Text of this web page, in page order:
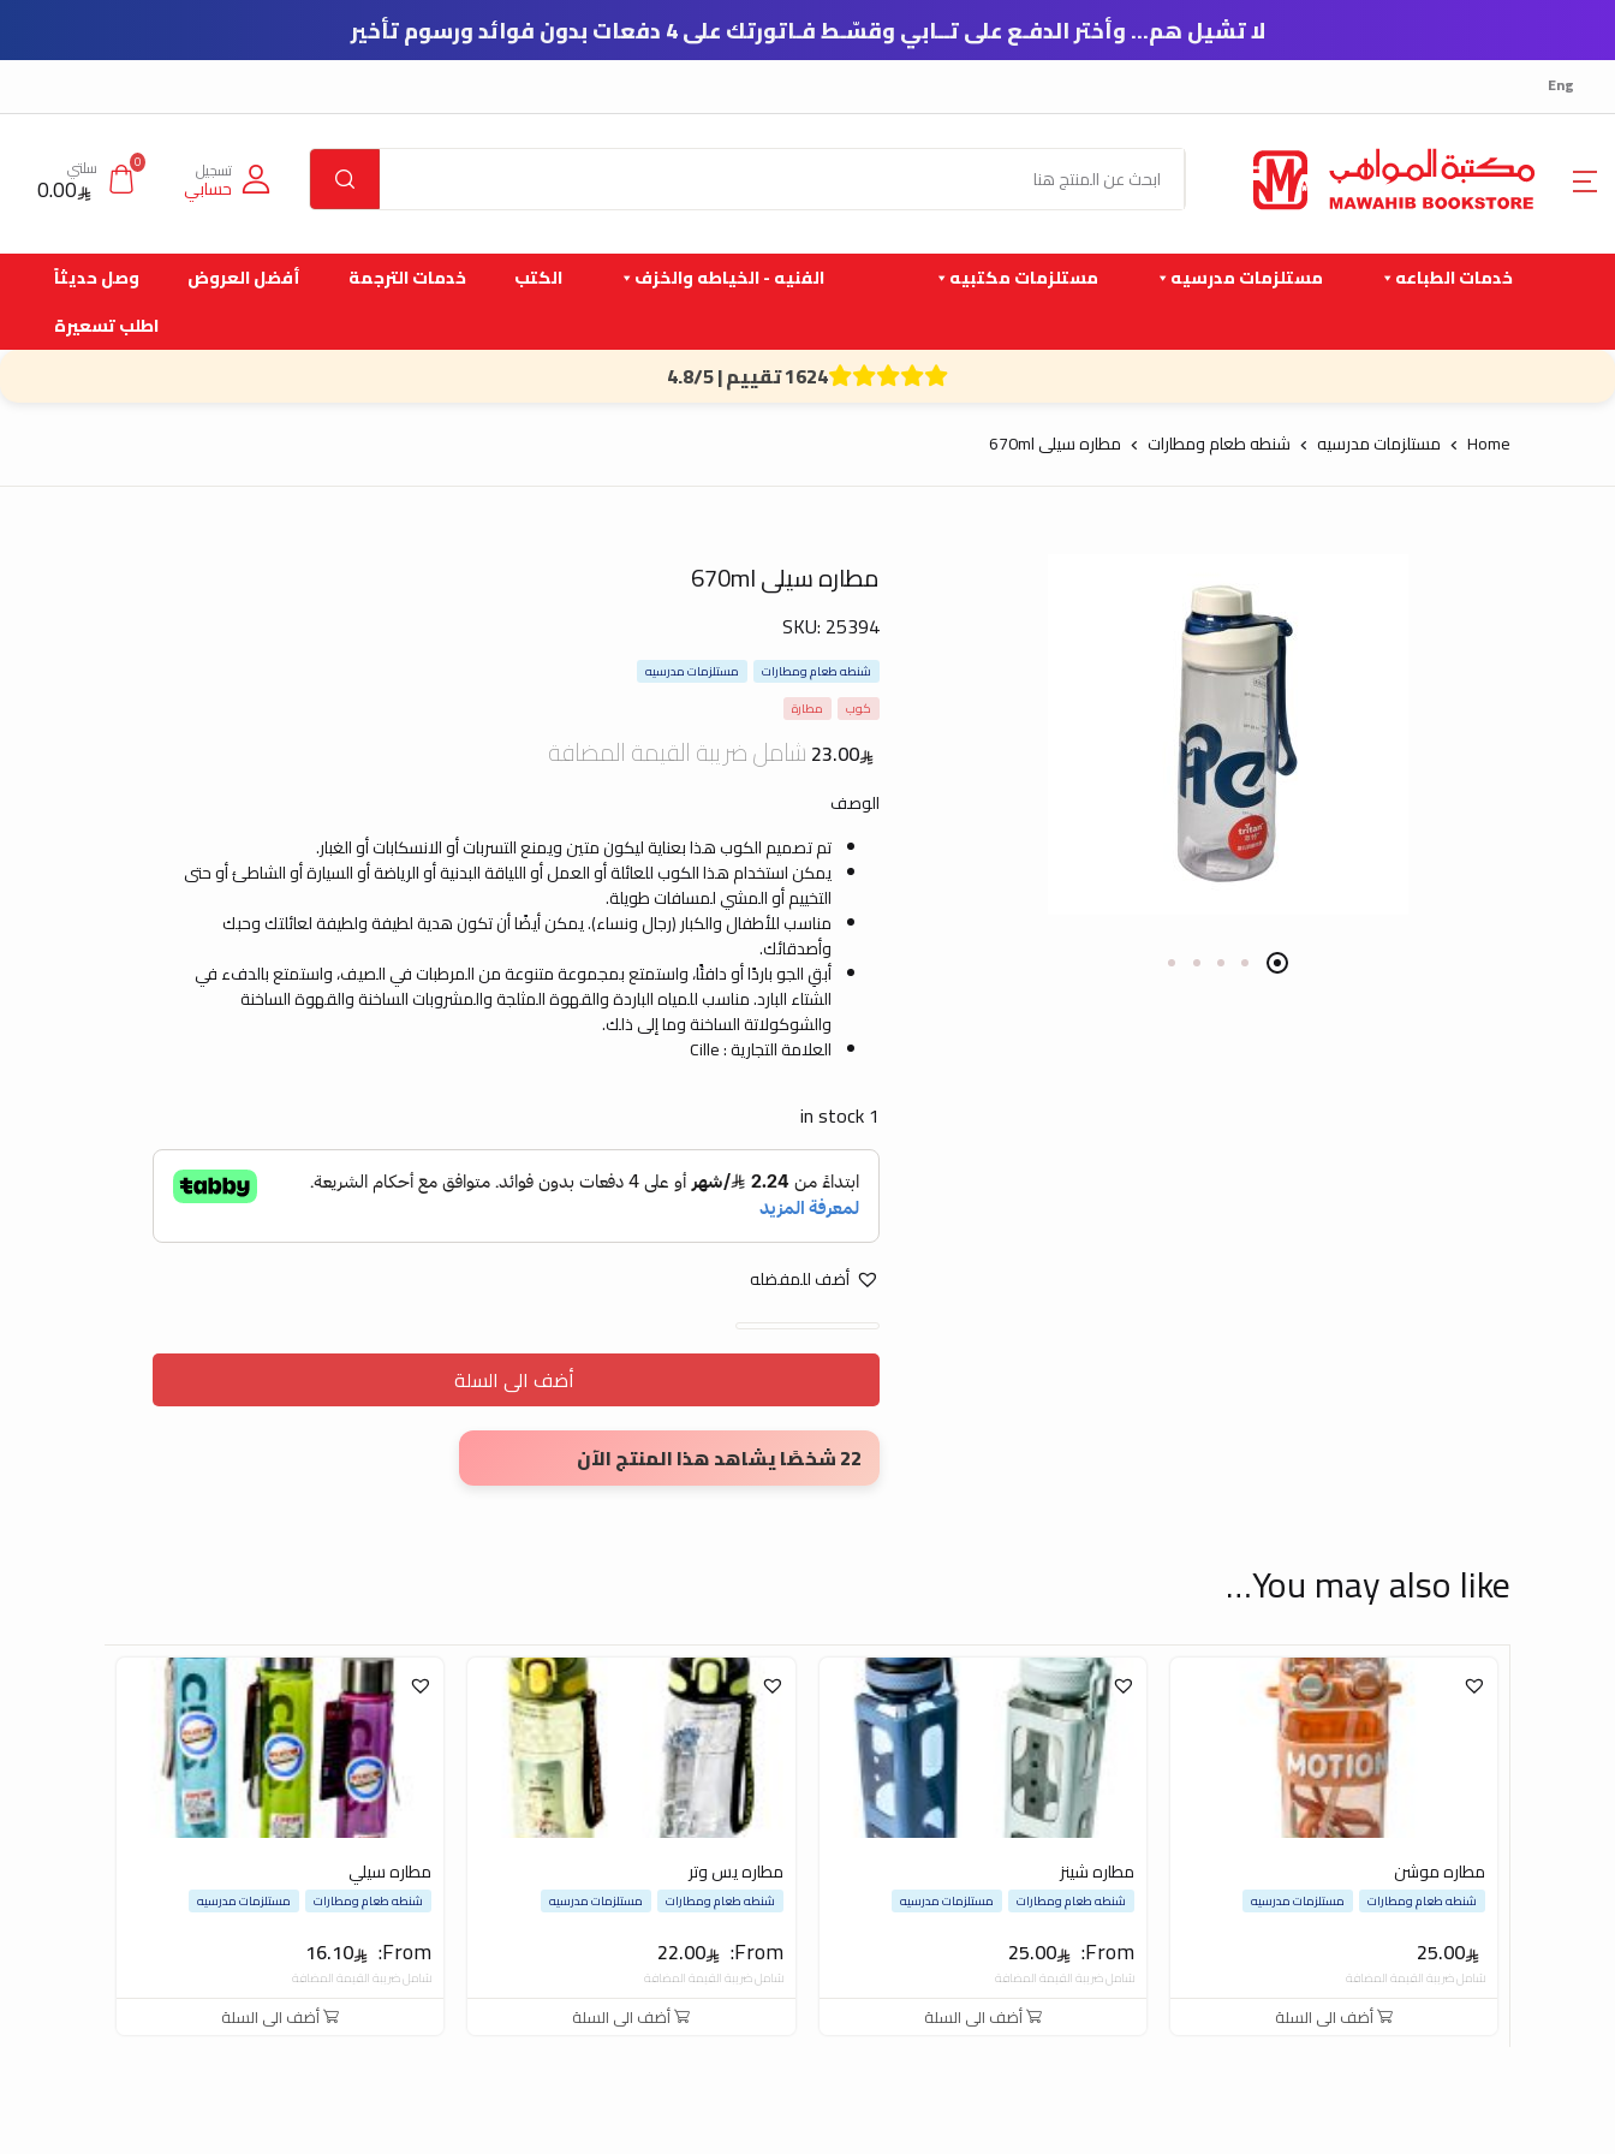
لا تشيل هم… وأختر الدفـع على تــابي وقسّـط فـاتورتك على 4 دفعات بدون فوائد ورسوم تأخير
Eng
تسجيل
حسابي
0 سلتي
0.00
خدمات الطباعه مستلزمات مدرسيه مستلزمات مكتبيه الفنيه - الخياطه والخزف الكتب خدمات الترجمة أفضل العروض
وصل حديثاً
اطلب تسعيرة
1624 تقييم | 4.8/5
Home مستلزمات مدرسيه شنطه طعام ومطارات مطاره سيلى 670ml
مطاره سيلى 670ml
SKU: 25394
شنطه طعام ومطارات
مستلزمات مدرسيه
كوب
مطارة
23.00 شامل ضريبة القيمة المضافة
الوصف
تم تصميم الكوب هذا بعناية ليكون متين ويمنع التسربات أو الانسكابات أو الغبار.
يمكن استخدام هذا الكوب للعائلة أو العمل أو اللياقة البدنية أو الرياضة أو السيارة أو الشاطئ أو حتى
التخييم أو المشي لمسافات طويلة.
مناسب للأطفال والكبار (رجال ونساء). يمكن أيضًا أن تكون هدية لطيفة ولطيفة لعائلتك وحبك
وأصدقائك.
أبقِ الجو باردًا أو دافئًا، واستمتع بمجموعة متنوعة من المرطبات في الصيف، واستمتع بالدفء في
الشتاء البارد. مناسب للمياه الباردة والقهوة المثلجة والمشروبات الساخنة والقهوة الساخنة
والشوكولاتة الساخنة وما إلى ذلك.
العلامة التجارية : Cille
1 in stock
أضف للمفضله
مطاره سيلى 670ml quantity
أضف الى السلة
22 شخصًا يشاهد هذا المنتج الآن
You may also like…
مطاره موشن
25.00
شنطه طعام ومطارات مستلزمات مدرسيه
شامل ضريبة القيمة المضافة
أضف الى السلة
مطاره شينز
From:
25.00
شنطه طعام ومطارات مستلزمات مدرسيه
شامل ضريبة القيمة المضافة
أضف الى السلة
مطاره يس وتر
From:
22.00
شنطه طعام ومطارات مستلزمات مدرسيه
شامل ضريبة القيمة المضافة
أضف الى السلة
مطاره سيلي
From:
16.10
شنطه طعام ومطارات مستلزمات مدرسيه
شامل ضريبة القيمة المضافة
أضف الى السلة